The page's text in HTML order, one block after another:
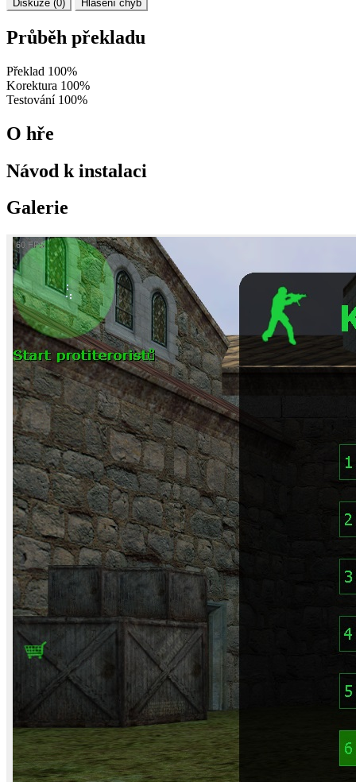
Diskuze (0) Hlášení chyb
Průběh překladu
Překlad 100%
Korektura 100%
Testování 100%
O hře
Návod k instalaci
Galerie